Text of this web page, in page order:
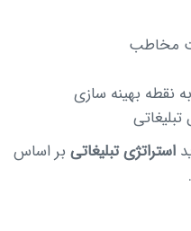
مخاطب
نقطه بهینه سازی
استراتژی تبلیغاتی بر اساس